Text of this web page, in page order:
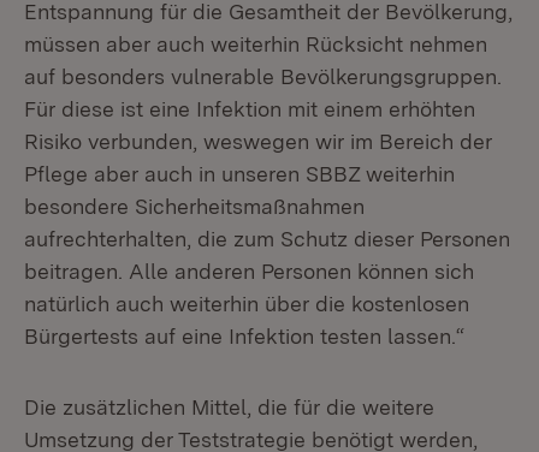
Entspannung für die Gesamtheit der Bevölkerung,
müssen aber auch weiterhin Rücksicht nehmen
auf besonders vulnerable Bevölkerungsgruppen.
Für diese ist eine Infektion mit einem erhöhten
Risiko verbunden, weswegen wir im Bereich der
Pflege aber auch in unseren SBBZ weiterhin
besondere Sicherheitsmaßnahmen
aufrechterhalten, die zum Schutz dieser Personen
beitragen. Alle anderen Personen können sich
natürlich auch weiterhin über die kostenlosen
Bürgertests auf eine Infektion testen lassen.“
Die zusätzlichen Mittel, die für die weitere
Umsetzung der Teststrategie benötigt werden,